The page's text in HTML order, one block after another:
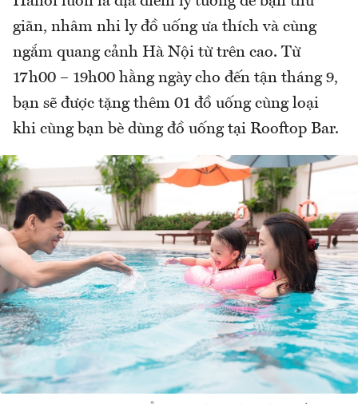
giãn, nhâm nhi ly đồ uống ưa thích và cùng
ngắm quang cảnh Hà Nội từ trên cao. Từ
17h00 – 19h00 hằng ngày cho đến tận tháng 9,
bạn sẽ được tặng thêm 01 đồ uống cùng loại
khi cùng bạn bè dùng đồ uống tại Rooftop Bar.